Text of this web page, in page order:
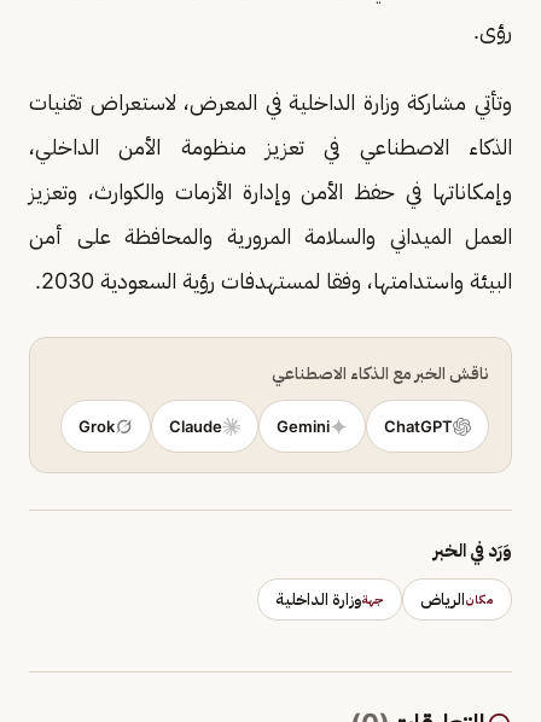
رؤى.
وتأتي مشاركة وزارة الداخلية في المعرض، لاستعراض تقنيات
الذكاء الاصطناعي في تعزيز منظومة الأمن الداخلي،
وإمكاناتها في حفظ الأمن وإدارة الأزمات والكوارث، وتعزيز
العمل الميداني والسلامة المرورية والمحافظة على أمن
البيئة واستدامتها، وفقا لمستهدفات رؤية السعودية 2030.
ناقش الخبر مع الذكاء الاصطناعي
ChatGPT
Gemini
Claude
Grok
وَرَد في الخبر
مكانالرياض جهةوزارة الداخلية